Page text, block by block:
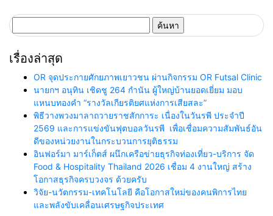
สำหรับ:
เรื่องล่าสุด
OR จุดประกายศักยภาพเยาวชน ผ่านกิจกรรม OR Futsal Clinic
นายกฯ อนุทิน เชิดชู 264 กำนัน ผู้ใหญ่บ้านยอดเยี่ยม มอบ
แหนบทองคำ “รางวัลเกียรติยศแห่งการเสียสละ”
พิธีวางพวงมาลาถวายราชสักการะ เนื่องในวันรพี ประจำปี
2569 และการแข่งขันฟุตบอลวันรพี เพื่อเชื่อมความสัมพันธ์อัน
ดีของหน่วยงานในกระบวนการยุติธรรม
อินฟอร์มา มาร์เก็ตส์ ผนึกเครือข่ายธุรกิจท่องเที่ยว-บริการ จัด
Food & Hospitality Thailand 2026 เชื่อม 4 งานใหญ่ สร้าง
โอกาสธุรกิจครบวงจร ด้วยครับ
วิจัย-นวัตกรรม-เทคโนโลยี คือโอกาสใหม่ของคนพิการไทย
และพลังขับเคลื่อนเศรษฐกิจประเทศ